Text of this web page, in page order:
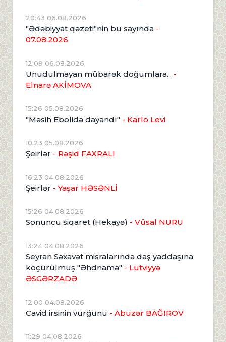
20:43 06.08.2026
"Ədəbiyyat qəzeti"nin bu sayında -
07.08.2026
12:09 06.08.2026
Unudulmayan mübarək doğumlara... -
Elnarə AKİMOVA
15:26 05.08.2026
"Məsih Ebolidə dayandı" - Karlo Levi
10:23 05.08.2026
Şeirlər - Rəşid FAXRALI
16:23 04.08.2026
Şeirlər - Yaşar HƏSƏNLİ
15:26 04.08.2026
Sonuncu siqaret (Hekayə) - Vüsal NURU
13:24 04.08.2026
Seyran Səxavət misralarında daş yaddaşına
köçürülmüş "Əhdnamə" - Lütviyyə
ƏSGƏRZADƏ
12:00 04.08.2026
Cavid irsinin vurğunu - Abuzər BAĞIROV
11:29 04.08.2026